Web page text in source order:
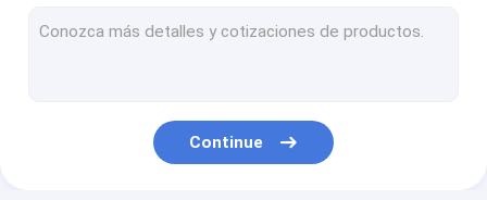
máquina do moinho de alimentação
Continue